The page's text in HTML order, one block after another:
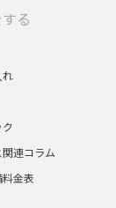
る
れ
連コラム
金表